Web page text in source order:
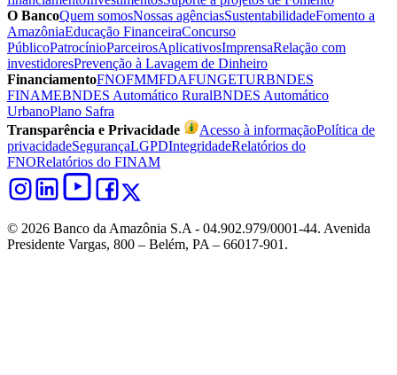
O BancoQuem somosNossas agênciasSustentabilidadeFomento a
AmazôniaEducação FinanceiraConcurso
PúblicoPatrocínioParceirosAplicativosImprensaRelação com
investidoresPrevenção à Lavagem de Dinheiro
FinanciamentoFNOFMMFDAFUNGETURBNDES
FINAMEBNDES Automático RuralBNDES Automático
UrbanoPlano Safra
Transparência e Privacidade
Acesso à informaçãoPolítica de
privacidadeSegurançaLGPDIntegridadeRelatórios do
FNORelatórios do FINAM
© 2026 Banco da Amazônia S.A - 04.902.979/0001‐44. Avenida
Presidente Vargas, 800 – Belém, PA – 66017-901.